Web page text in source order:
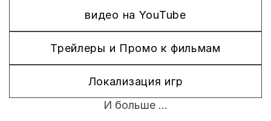
видео на YouTube
Трейлеры и Промо к фильмам
Локализация игр
И больше ...